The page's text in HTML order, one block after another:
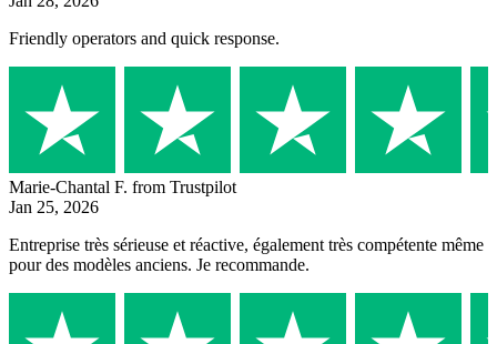
Friendly operators and quick response.
Marie-Chantal F. from Trustpilot
Jan 25, 2026
Entreprise très sérieuse et réactive, également très compétente même
pour des modèles anciens. Je recommande.